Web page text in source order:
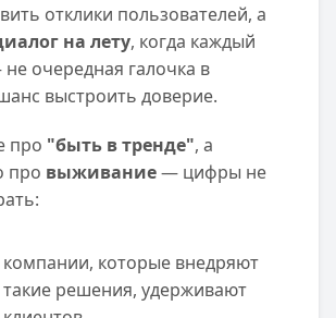
отклики пользователей, а
на лету, когда каждый
очередная галочка в
выстроить доверие.
про "быть в тренде", а
про выживание— цифры не
компании, которые внедряют
такие решения, удерживают